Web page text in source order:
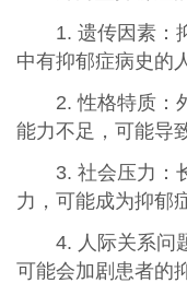
1. 遗传因素：
中有抑郁症病史的
2. 性格特质：
能力不足，可能导
3. 社会压力：
力，可能成为抑郁
4. 人际关系问
可能会加剧患者的